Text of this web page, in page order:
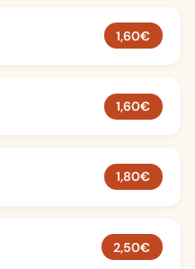
1,60€
1,60€
1,80€
2,50€